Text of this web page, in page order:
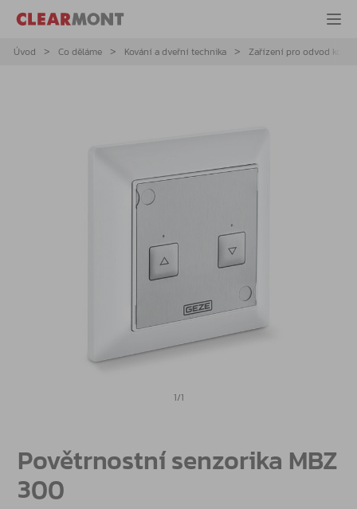
Úvod Co děláme Kování a dveřní technika Zařízení pro odvod
1/1
Povětrnostní senzorika MBZ
300